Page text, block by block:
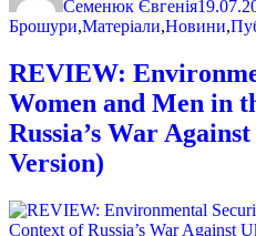
Семенюк Євгенія
Брошури,Матеріали,Новини,
REVIEW:
Women and Men in
Russia’s War
Version)